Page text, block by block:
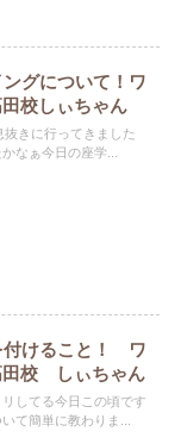
グについて！ワ
校しぃちゃん
きに行ってきました
なぁ今日の座学...
けること！ ワ
田校 しぃちゃん
してる今日この頃です
て簡単に教わりま...